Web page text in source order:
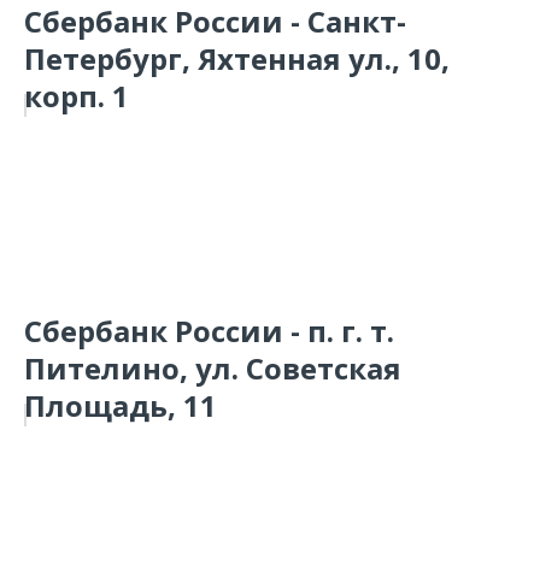
Сбербанк России - Санкт-
Петербург, Яхтенная ул., 10,
корп. 1
Сбербанк России - п. г. т.
Пителино, ул. Советская
Площадь, 11